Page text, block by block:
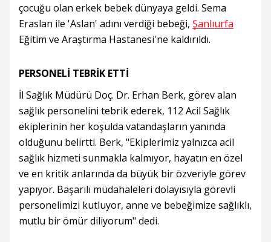
çocuğu olan erkek bebek dünyaya geldi. Sema
Eraslan ile 'Aslan' adını verdiği bebeği, Şanlıurfa
Eğitim ve Araştırma Hastanesi'ne kaldırıldı.
PERSONELİ TEBRİK ETTİ
İl Sağlık Müdürü Doç. Dr. Erhan Berk, görev alan
sağlık personelini tebrik ederek, 112 Acil Sağlık
ekiplerinin her koşulda vatandaşların yanında
olduğunu belirtti. Berk, "Ekiplerimiz yalnızca acil
sağlık hizmeti sunmakla kalmıyor, hayatın en özel
ve en kritik anlarında da büyük bir özveriyle görev
yapıyor. Başarılı müdahaleleri dolayısıyla görevli
personelimizi kutluyor, anne ve bebeğimize sağlıklı,
mutlu bir ömür diliyorum" dedi.